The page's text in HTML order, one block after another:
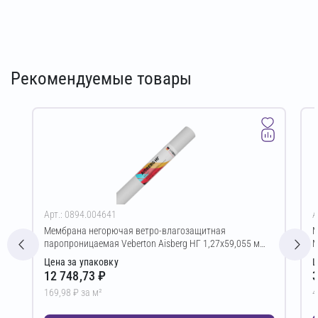
Рекомендуемые товары
Арт.: 0894.004641
Мембрана негорючая ветро-влагозащитная
паропроницаемая Veberton Aisberg НГ 1,27х59,055 м
(75,00 м²)
Цена за упаковку
12 748,73 ₽
169,98 ₽ за м²